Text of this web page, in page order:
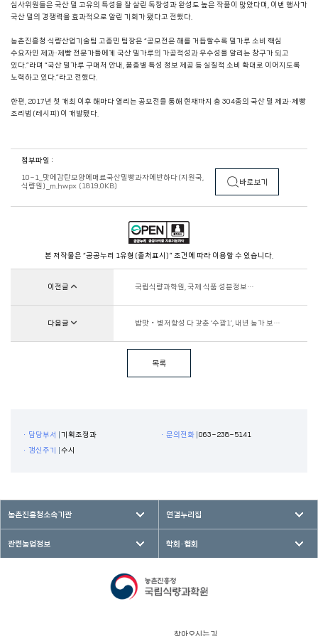
심사위원들은 국산 밀 고유의 특성을 잘 살린 독창성과 완성도 높은 작품이 많았다며, 이번 행사가
국산 밀의 경쟁력을 효과적으로 알린 기회가 됐다고 전했다.
농촌진흥청 식량산업기술팀 고종민 팀장은 “공모전은 해를 거듭할수록 밀가루 소비 핵심
수요자인 제과·제빵 전문가들에게 국산 밀가루의 가공적성과 우수성을 알리는 창구가 되고
있다.”라며 “국산 밀가루 구매처 안내, 품종별 특성 정보 제공 등 실질적 소비 확대로 이어지도록
노력하고 있다.”라고 전했다.
한편, 2017년 첫 개최 이후 해마다 열리는 공모전을 통해 현재까지 총 304종의 국산 밀 제과·제빵
조리법(레시피)이 개발됐다.
첨부파일 :
10-1_맛에감탄모양에매료국산밀빵과자에반하다(지원국,
식량원)_m.hwpx (1819.0KB)
바로보기
본 저작물은 “공공누리 1유형(출처표시)” 조건에 따라 이용할 수 있습니다.
이전글
국립식량과학원, 국제 식품 성분정보
다음글
밥맛‧병저항성 다 갖춘 ‘수광1’, 내년 농가 보급
목록
ㆍ담당부서 기획조정과 ㆍ문의전화 063-238-5141
ㆍ갱신주기
수시
농촌진흥청소속기관 연결누리집
관련농업정보 학회·협회